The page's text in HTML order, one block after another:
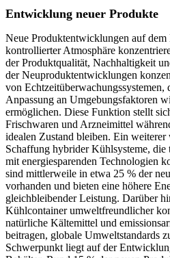
Entwicklung neuer Produkte
Neue Produktentwicklungen auf
kontrollierter Atmosphäre
der Produktqualität, Nachhaltigkeit
der Neuproduktentwicklungen
von
Anpassung an Umgebungsfaktoren
ermöglichen. Diese Funktion stellt
Frischwaren und Arzneimittel
idealen Zustand bleiben. Ein weiterer
Schaffung hybrider Kühlsysteme,
mit energiesparenden Technologien
sind mittlerweile in etwa 25 % der
vorhanden und bieten eine höhere
gleichbleibender Leistung. Darüber
Kühlcontainer umweltfreundlicher
natürliche Kältemittel und
beitragen, globale Umweltstandards
Schwerpunkt liegt auf der